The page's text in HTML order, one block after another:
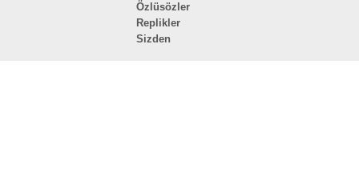
Özlüsözler
Replikler
Sizden